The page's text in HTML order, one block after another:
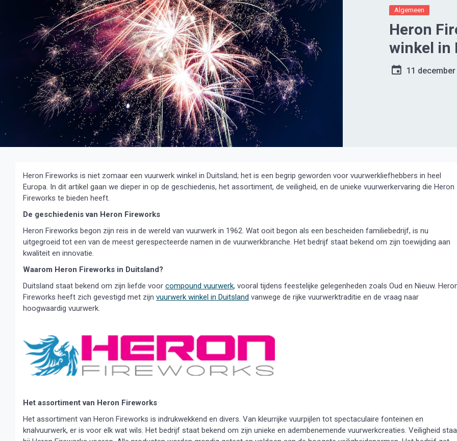
Algemeen
Heron
winkel in
11
Heron Fireworks is niet zomaar een vuurwerk winkel in Duitsland; het is een begrip geworden voor vuurwerkliefhebbers in heel
Europa. In dit artikel gaan we dieper in op de geschiedenis, het assortiment, de veiligheid, en de unieke vuurwerkervaring die Heron
Fireworks te bieden heeft.
De geschiedenis van Heron Fireworks
Heron Fireworks begon zijn reis in de wereld van vuurwerk in 1962. Wat ooit begon als een bescheiden familiebedrijf, is nu
uitgegroeid tot een van de meest gerespecteerde namen in de vuurwerkbranche. Het bedrijf staat bekend om zijn toewijding aan
kwaliteit en innovatie.
Waarom Heron Fireworks in Duitsland?
Duitsland staat bekend om zijn liefde voor compound vuurwerk, vooral tijdens feestelijke gelegenheden zoals Oud en Nieuw.
Fireworks heeft zich gevestigd met zijn vuurwerk winkel in Duitsland vanwege de rijke vuurwerktraditie en de vraag naar
hoogwaardig vuurwerk.
Het assortiment van Heron Fireworks
Het assortiment van Heron Fireworks is indrukwekkend en divers. Van kleurrijke vuurpijlen tot spectaculaire fonteinen en
knalvuurwerk, er is voor elk wat wils. Het bedrijf staat bekend om zijn unieke en adembenemende vuurwerkcreaties. Veiligheid